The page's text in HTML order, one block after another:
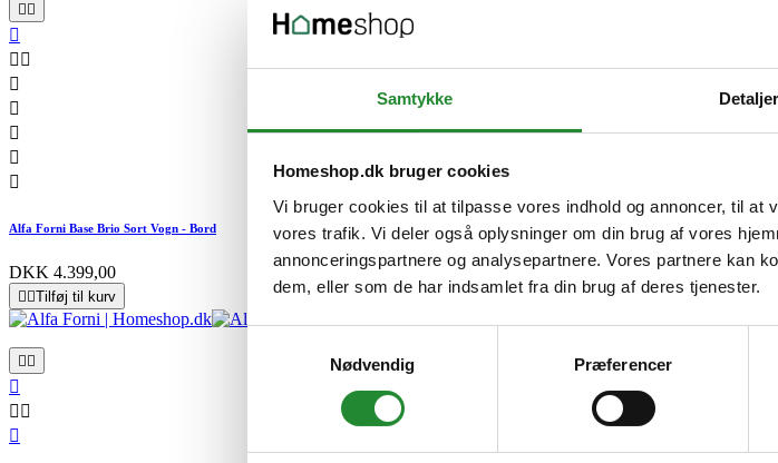
Samtykke Detaljer
Homeshop.dk bruger cookies
Vi bruger cookies til at tilpasse vores indhold og annoncer, til at
vores trafik. Vi deler også oplysninger om din brug af vores
annonceringspartnere og analysepartnere. Vores partnere kan
dem, eller som de har indsamlet fra din brug af deres tjenester.
Nødvendig
Præferencer
 

 





Alfa Forni Base Brio Sort Vogn - Bord
DKK 4.399,00
 Tilføj til kurv
 

 
